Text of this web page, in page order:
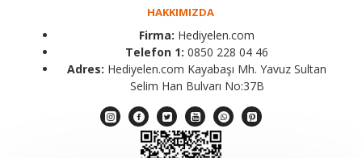
HAKKIMIZDA
Firma: Hediyelen.com
Telefon 1: 0850 228 04 46
Adres: Hediyelen.com Kayabaşı Mh. Yavuz Sultan
Selim Han Bulvarı No:37B